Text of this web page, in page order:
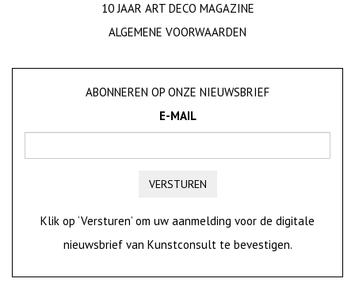
10 JAAR ART DECO MAGAZINE
ALGEMENE VOORWAARDEN
ABONNEREN OP ONZE NIEUWSBRIEF
E-MAIL
VERSTUREN
Klik op ‘Versturen’ om uw aanmelding voor de digitale
nieuwsbrief van Kunstconsult te bevestigen.